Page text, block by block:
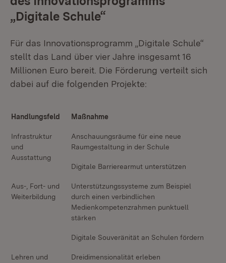
„Digitale Schule“
Für das Innovationsprogramm „Digitale Schule“
stellt das Land über vier Jahre insgesamt 16
Millionen Euro bereit. Die Förderung verteilt sich
dabei auf die folgenden Projekte:
Handlungsfeld Maßnahme
Infrastruktur
und
Ausstattung
Anschauungsräume für eine neue
Raumgestaltung in der Schule
Digitale Barrierearmut unterstützen
Aus-, Fort- und
Weiterbildung
Unterstützungssysteme zum Beispiel
durch einen verbindlichen
Medienkompetenzrahmen punktuell
stärken
Digitale Souveränität an Schulen fördern
Lehren und
Dreidimensionalität erleben